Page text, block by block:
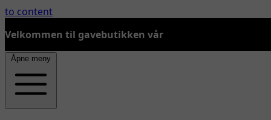
to content
Velkommen til gavebutikken vår
Åpne meny